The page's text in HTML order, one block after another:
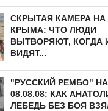
СКРЫТАЯ КАМЕРА
КРЫМА: ЧТО ЛЮДИ
ВЫТВОРЯЮТ, КОГДА
ВИДЯТ...
"РУССКИЙ РЕМБО"
08.08.08: КАК
ЛЕБЕДЬ БЕЗ БОЯ